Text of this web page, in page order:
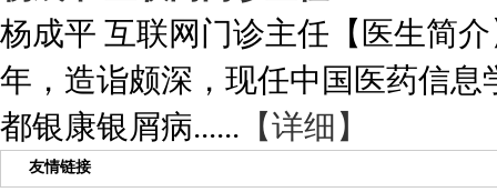
杨成平 互联网门诊主任【医生简
年，造诣颇深，现任中国医药信
都银康银屑病...... 【详细】
友情链接